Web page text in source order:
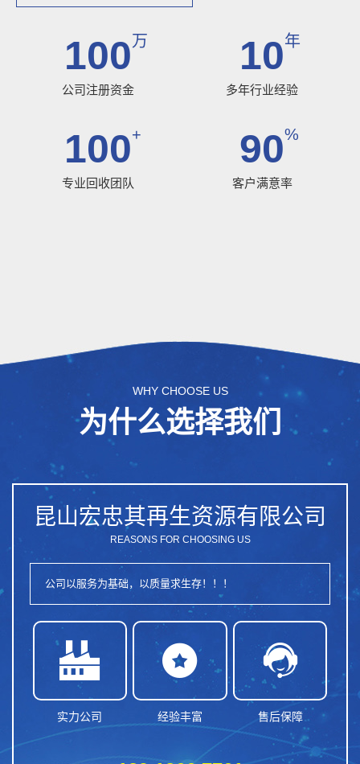
100万
公司注册资金
10年
多年行业经验
100+
专业回收团队
90%
客户满意率
WHY CHOOSE US
为什么选择我们
昆山宏忠其再生资源有限公司
REASONS FOR CHOOSING US
公司以服务为基础，以质量求生存！！！

实力公司

经验丰富

售后保障